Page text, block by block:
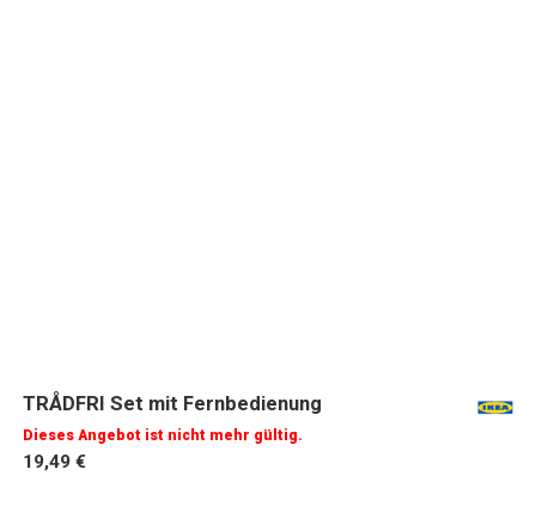
TRÅDFRI Set mit Fernbedienung
Dieses Angebot ist nicht mehr gültig.
19,49 €